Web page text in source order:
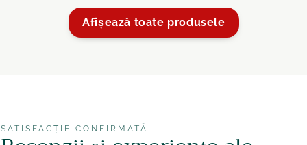
Afișează toate produsele
SATISFACȚIE CONFIRMATĂ